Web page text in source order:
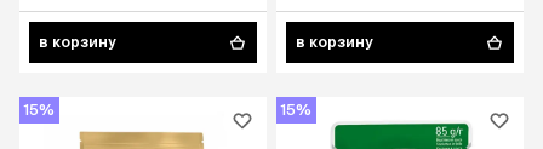
в корзину в корзину
15% 15%